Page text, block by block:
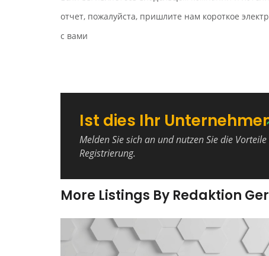
отчет, пожалуйста, пришлите нам короткое
с вами
Ist dies Ihr
Melden Sie sich an und nutzen Sie die
Registrierung.
More Listings By Redaktion